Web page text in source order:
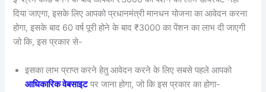
दिया जाएगा, इसके लिए आपको प्रधानमंत्री मानधन योजना का आवेदन करना
होगा, इसके बाद 60 वर्ष पूरी होने के बाद ₹3000 का पेंशन का लाभ दी जाएगी
जो कि, इस प्रकार से-
इसका लाभ प्राप्त करने हेतु आवेदन करने के लिए सबसे पहले आपको
आधिकारिक वेबसाइटपर जाना होगा, जो कि इस प्रकार का होगा-